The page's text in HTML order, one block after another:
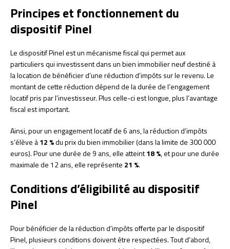
Principes et fonctionnement du
dispositif Pinel
Le dispositif Pinel est un mécanisme fiscal qui permet aux
particuliers qui investissent dans un bien immobilier neuf destiné à
la location de bénéficier d’une réduction d’impôts sur le revenu. Le
montant de cette réduction dépend de la durée de l’engagement
locatif pris par l’investisseur. Plus celle-ci est longue, plus l’avantage
fiscal est important.
Ainsi, pour un engagement locatif de 6 ans, la réduction d’impôts
s’élève à12 %du prix du bien immobilier (dans la limite de 300 000
euros). Pour une durée de 9 ans, elle atteint18 %, et pour une durée
maximale de 12 ans, elle représente 21 %.
Conditions d’éligibilité au dispositif
Pinel
Pour bénéficier de la réduction d’impôts offerte par le dispositif
Pinel, plusieurs conditions doivent être respectées. Tout d’abord,